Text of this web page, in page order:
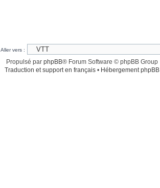
Aller vers :
Propulsé par phpBB® Forum Software © phpBB Group
Traduction et support en français• Hébergement phpBB